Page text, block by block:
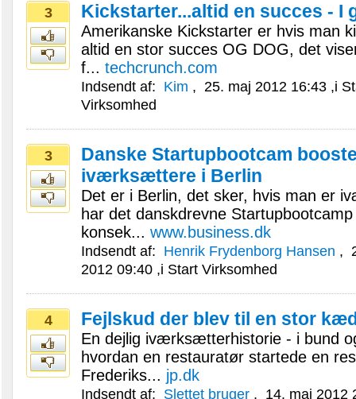
3 Kickstarter...altid en succes - I
Amerikanske Kickstarter er hvis man
altid en stor succes OG DOG, det
f... techcrunch.com
Indsendt af: Kim , 25. maj 2012 16:43 ,i
Virksomhed
3
Danske Startupbootcam
iværksættere i Berlin
Det er i Berlin, det sker, hvis man er
har det danskdrevne
konsek... www.business.dk
Indsendt af: Henrik Frydenborg Hansen ,
2012 09:40 ,i Start Virksomhed
4 Fejlskud der blev til en stor
En dejlig iværksætterhistorie - i bund
hvordan en restauratør startede en
Frederiks... jp.dk
Indsendt af: Slettet bruger , 14. maj 2012